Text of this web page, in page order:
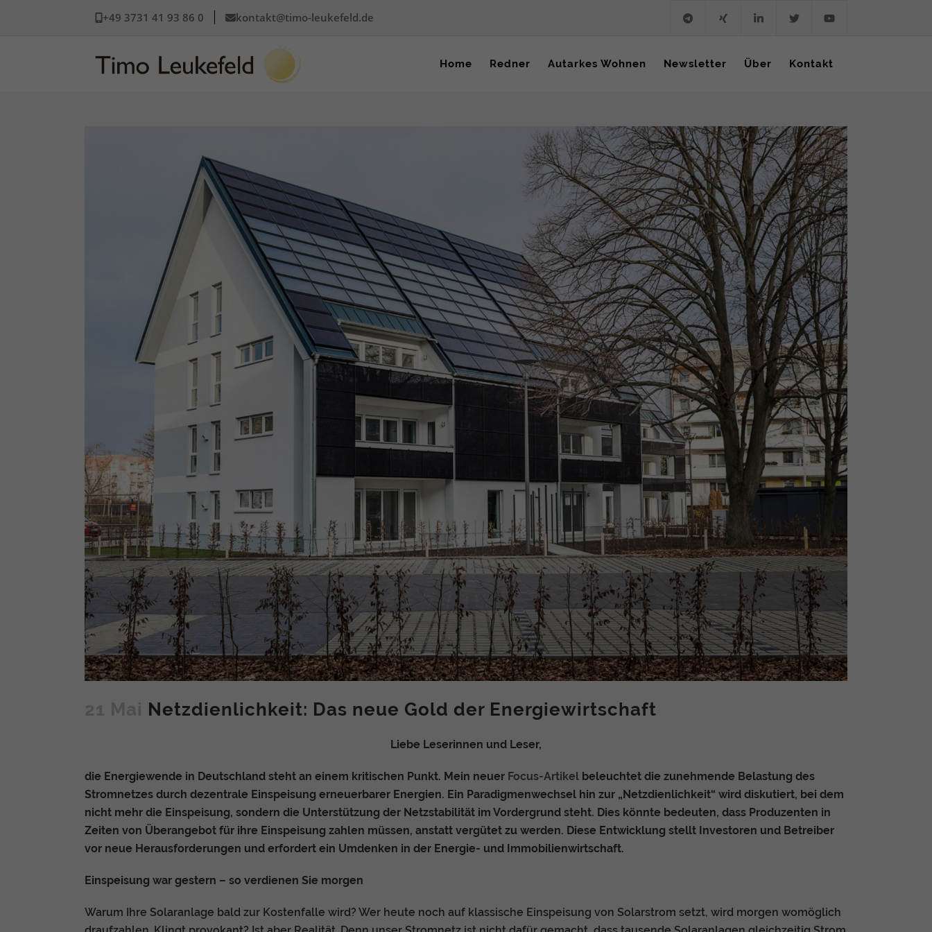
+49 3731 41 93 86 0 kontakt@timo-leukefeld.de
Home Redner Autarkes Wohnen Newsletter Über Kontakt
Netzdienlichkeit: Das neue Gold der Energiewirtschaft
Liebe Leserinnen und Leser,
die Energiewende in Deutschland steht an einem kritischen Punkt. Mein neuer Focus-Artikel beleuchtet die zunehmende Belastung des
Stromnetzes durch dezentrale Einspeisung erneuerbarer Energien. Ein Paradigmenwechsel hin zur „Netzdienlichkeit“ wird diskutiert, bei dem
nicht mehr die Einspeisung, sondern die Unterstützung der Netzstabilität im Vordergrund steht. Dies könnte bedeuten, dass Produzenten in
Zeiten von Überangebot für ihre Einspeisung zahlen müssen, anstatt vergütet zu werden. Diese Entwicklung stellt Investoren und Betreiber
vor neue Herausforderungen und erfordert ein Umdenken in der Energie- und Immobilienwirtschaft.
Einspeisung war gestern – so verdienen Sie morgen
Warum Ihre Solaranlage bald zur Kostenfalle wird? Wer heute noch auf klassische Einspeisung von Solarstrom setzt, wird morgen womöglich